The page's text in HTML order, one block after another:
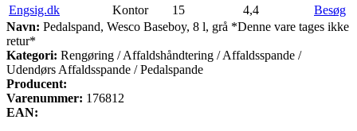
Engsig.dk
Kontor 15 4,4
Besøg
Navn: Pedalspand, Wesco Baseboy, 8 l, grå *Denne vare tages ikke
retur*
Kategori: Rengøring / Affaldshåndtering / Affaldsspande /
Udendørs Affaldsspande / Pedalspande
Producent:
Varenummer: 176812
EAN: